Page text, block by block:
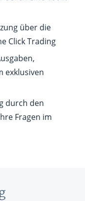
über die
Click Trading
exklusiven
durch den
Fragen im